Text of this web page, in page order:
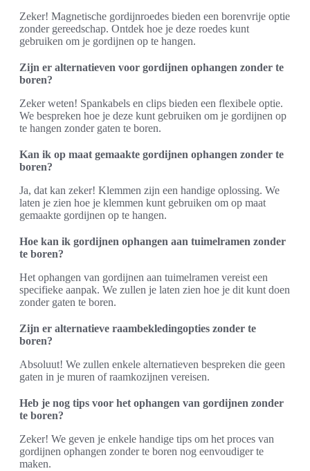
Zeker! Magnetische gordijnroedes bieden een borenvrije optie
zonder gereedschap. Ontdek hoe je deze roedes kunt
gebruiken om je gordijnen op te hangen.
Zijn er alternatieven voor gordijnen ophangen zonder te
boren?
Zeker weten! Spankabels en clips bieden een flexibele optie.
We bespreken hoe je deze kunt gebruiken om je gordijnen op
te hangen zonder gaten te boren.
Kan ik op maat gemaakte gordijnen ophangen zonder te
boren?
Ja, dat kan zeker! Klemmen zijn een handige oplossing. We
laten je zien hoe je klemmen kunt gebruiken om op maat
gemaakte gordijnen op te hangen.
Hoe kan ik gordijnen ophangen aan tuimelramen zonder
te boren?
Het ophangen van gordijnen aan tuimelramen vereist een
specifieke aanpak. We zullen je laten zien hoe je dit kunt doen
zonder gaten te boren.
Zijn er alternatieve raambekledingopties zonder te
boren?
Absoluut! We zullen enkele alternatieven bespreken die geen
gaten in je muren of raamkozijnen vereisen.
Heb je nog tips voor het ophangen van gordijnen zonder
te boren?
Zeker! We geven je enkele handige tips om het proces van
gordijnen ophangen zonder te boren nog eenvoudiger te
maken.